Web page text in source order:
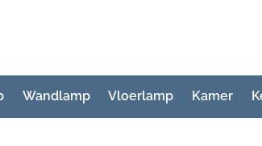
Wandlamp Vloerlamp Kamer